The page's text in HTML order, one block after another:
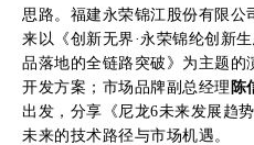
思路。福建永荣锦江股份有限公
来以《创新无界·永荣锦纶创新
品落地的全链路突破》为主题的
开发方案；市场品牌副总经理 陈
出发，分享《尼龙6未来发展趋
未来的技术路径与市场机遇。